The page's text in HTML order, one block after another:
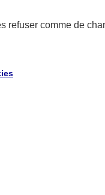
refuser comme de